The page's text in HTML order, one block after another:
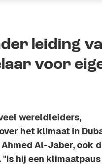
leiding
voor
wereldleiders,
het klimaat in
Al-Jaber, ook
hij een